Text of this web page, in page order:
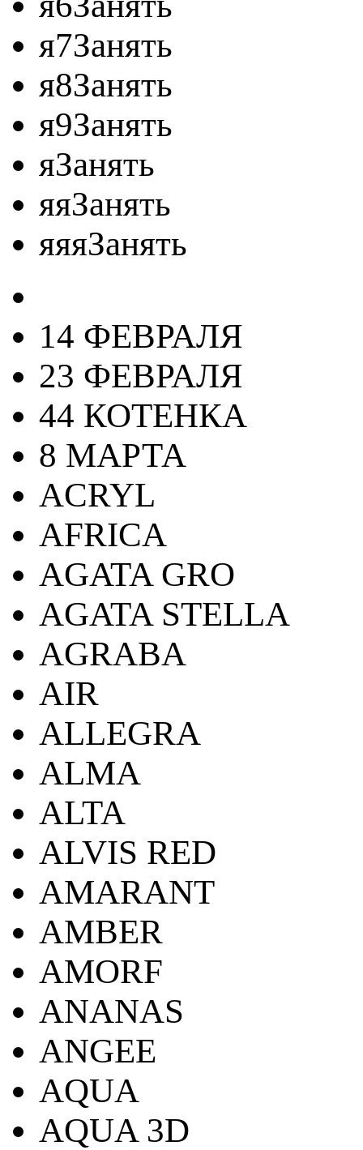
я7Занять
я8Занять
я9Занять
яЗанять
яяЗанять
яяяЗанять
14 ФЕВРАЛЯ
23 ФЕВРАЛЯ
44 КОТЕНКА
8 МАРТА
ACRYL
AFRICA
AGATA GRO
AGATA STELLA
AGRABA
AIR
ALLEGRA
ALMA
ALTA
ALVIS RED
AMARANT
AMBER
AMORF
ANANAS
ANGEE
AQUA
AQUA 3D